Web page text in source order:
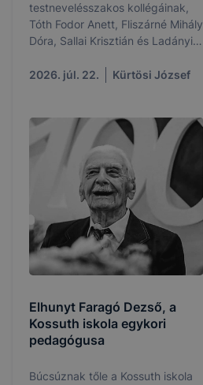
testnevelésszakos kollégáinak,
Tóth Fodor Anett, Fliszárné Mihály
Dóra, Sallai Krisztián és Ladányi
vettek a Rotaract Kecskemét által
2026. júl. 22. Kürtösi József
Elhunyt Faragó Dezső, a
Kossuth iskola egykori
pedagógusa
Búcsúznak tőle a Kossuth iskola